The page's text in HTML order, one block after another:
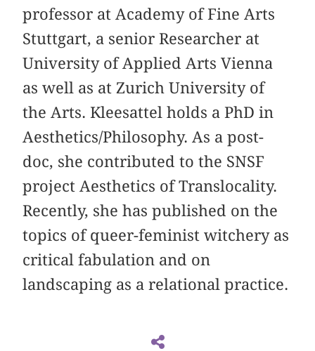
professor at Academy of Fine Arts
Stuttgart, a senior Researcher at
University of Applied Arts Vienna
as well as at Zurich University of
the Arts. Kleesattel holds a PhD in
Aesthetics/Philosophy. As a post-
doc, she contributed to the SNSF
project Aesthetics of Translocality.
Recently, she has published on the
topics of queer-feminist witchery as
critical fabulation and on
landscaping as a relational practice.